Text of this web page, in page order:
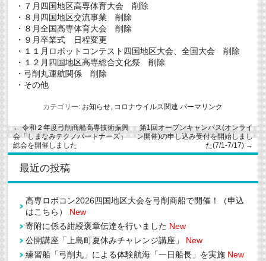
・７月四国地区高専体育大会 削除
・８月四国地区交流事業 削除
・８月全国高専体育大会 削除
・９月卒業式 日程変更
・１１月ロボットコンテスト四国地区大会、全国大会 削除
・１２月四国地区高専総合文化祭 削除
・弓削丸運航関係 削除
・その他
カテゴリー: お知らせ コロナウイルス関連 パーマリンク
←令和２年度弓削商船高専技術振興
会「しまなみテクノパートナーズ」
総会を開催しました
第1回オープンキャンパス(オンライ
ン開催)の申し込み受付を開始しまし
た(7/1-7/17) →
最近の投稿
高専ロボコン2026四国地区大会を弓削商船で開催！（申込
はこちら） New
寄附に係る紺綬褒章伝達を行いました New
公開講座「上島町夏休みチャレンジ講座」
New
練習船「弓削丸」による体験航海「一日船長」を実施 New